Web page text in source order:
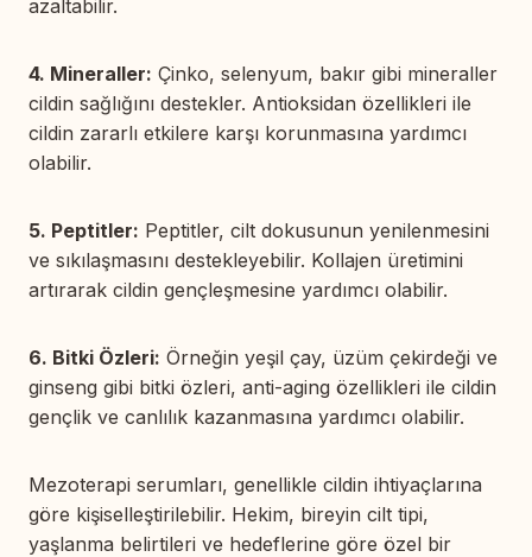
azaltabilir.
4. Mineraller: Çinko, selenyum, bakır gibi mineraller
cildin sağlığını destekler. Antioksidan özellikleri ile
cildin zararlı etkilere karşı korunmasına yardımcı
olabilir.
5. Peptitler: Peptitler, cilt dokusunun yenilenmesini
ve sıkılaşmasını destekleyebilir. Kollajen üretimini
artırarak cildin gençleşmesine yardımcı olabilir.
6. Bitki Özleri: Örneğin yeşil çay, üzüm çekirdeği ve
ginseng gibi bitki özleri, anti-aging özellikleri ile cildin
gençlik ve canlılık kazanmasına yardımcı olabilir.
Mezoterapi serumları, genellikle cildin ihtiyaçlarına
göre kişiselleştirilebilir. Hekim, bireyin cilt tipi,
yaşlanma belirtileri ve hedeflerine göre özel bir